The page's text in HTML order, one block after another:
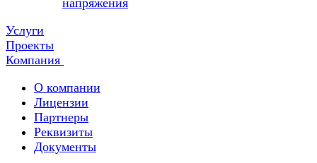
напряжения
Услуги
Проекты
Компания
О компании
Лицензии
Партнеры
Реквизиты
Документы